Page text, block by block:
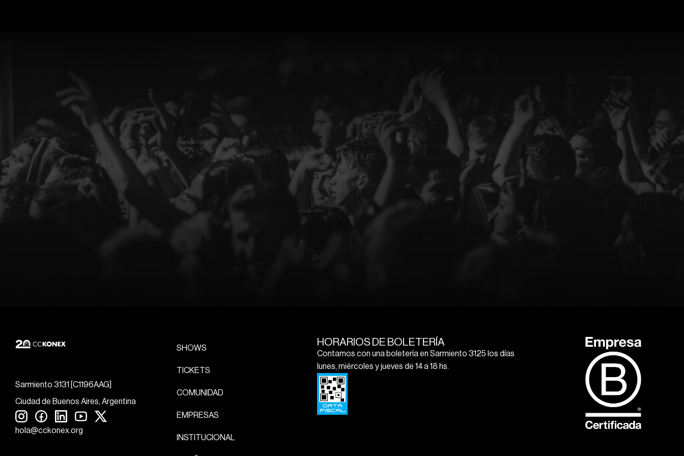
Sarmiento 3131 [C1196AAG]
Ciudad de Buenos Aires, Argentina
hola@cckonex.org
SHOWS
TICKETS
COMUNIDAD
EMPRESAS
INSTITUCIONAL
HORARIOS DE BOLETERÍA
Contamos con una boletería en Sarmiento 3125 los días
lunes, miércoles y jueves de 14 a 18 hs.